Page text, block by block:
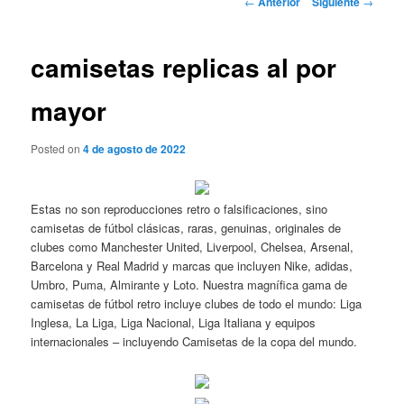
camisetas replicas al por
mayor
Posted on4 de agosto de 2022
Estas no son reproducciones retro o falsificaciones, sino
camisetas de fútbol clásicas, raras, genuinas, originales de
clubes como Manchester United, Liverpool, Chelsea, Arsenal,
Barcelona y Real Madrid y marcas que incluyen Nike, adidas,
Umbro, Puma, Almirante y Loto. Nuestra magnífica gama de
camisetas de fútbol retro incluye clubes de todo el mundo: Liga
Inglesa, La Liga, Liga Nacional, Liga Italiana y equipos
internacionales – incluyendo Camisetas de la copa del mundo.